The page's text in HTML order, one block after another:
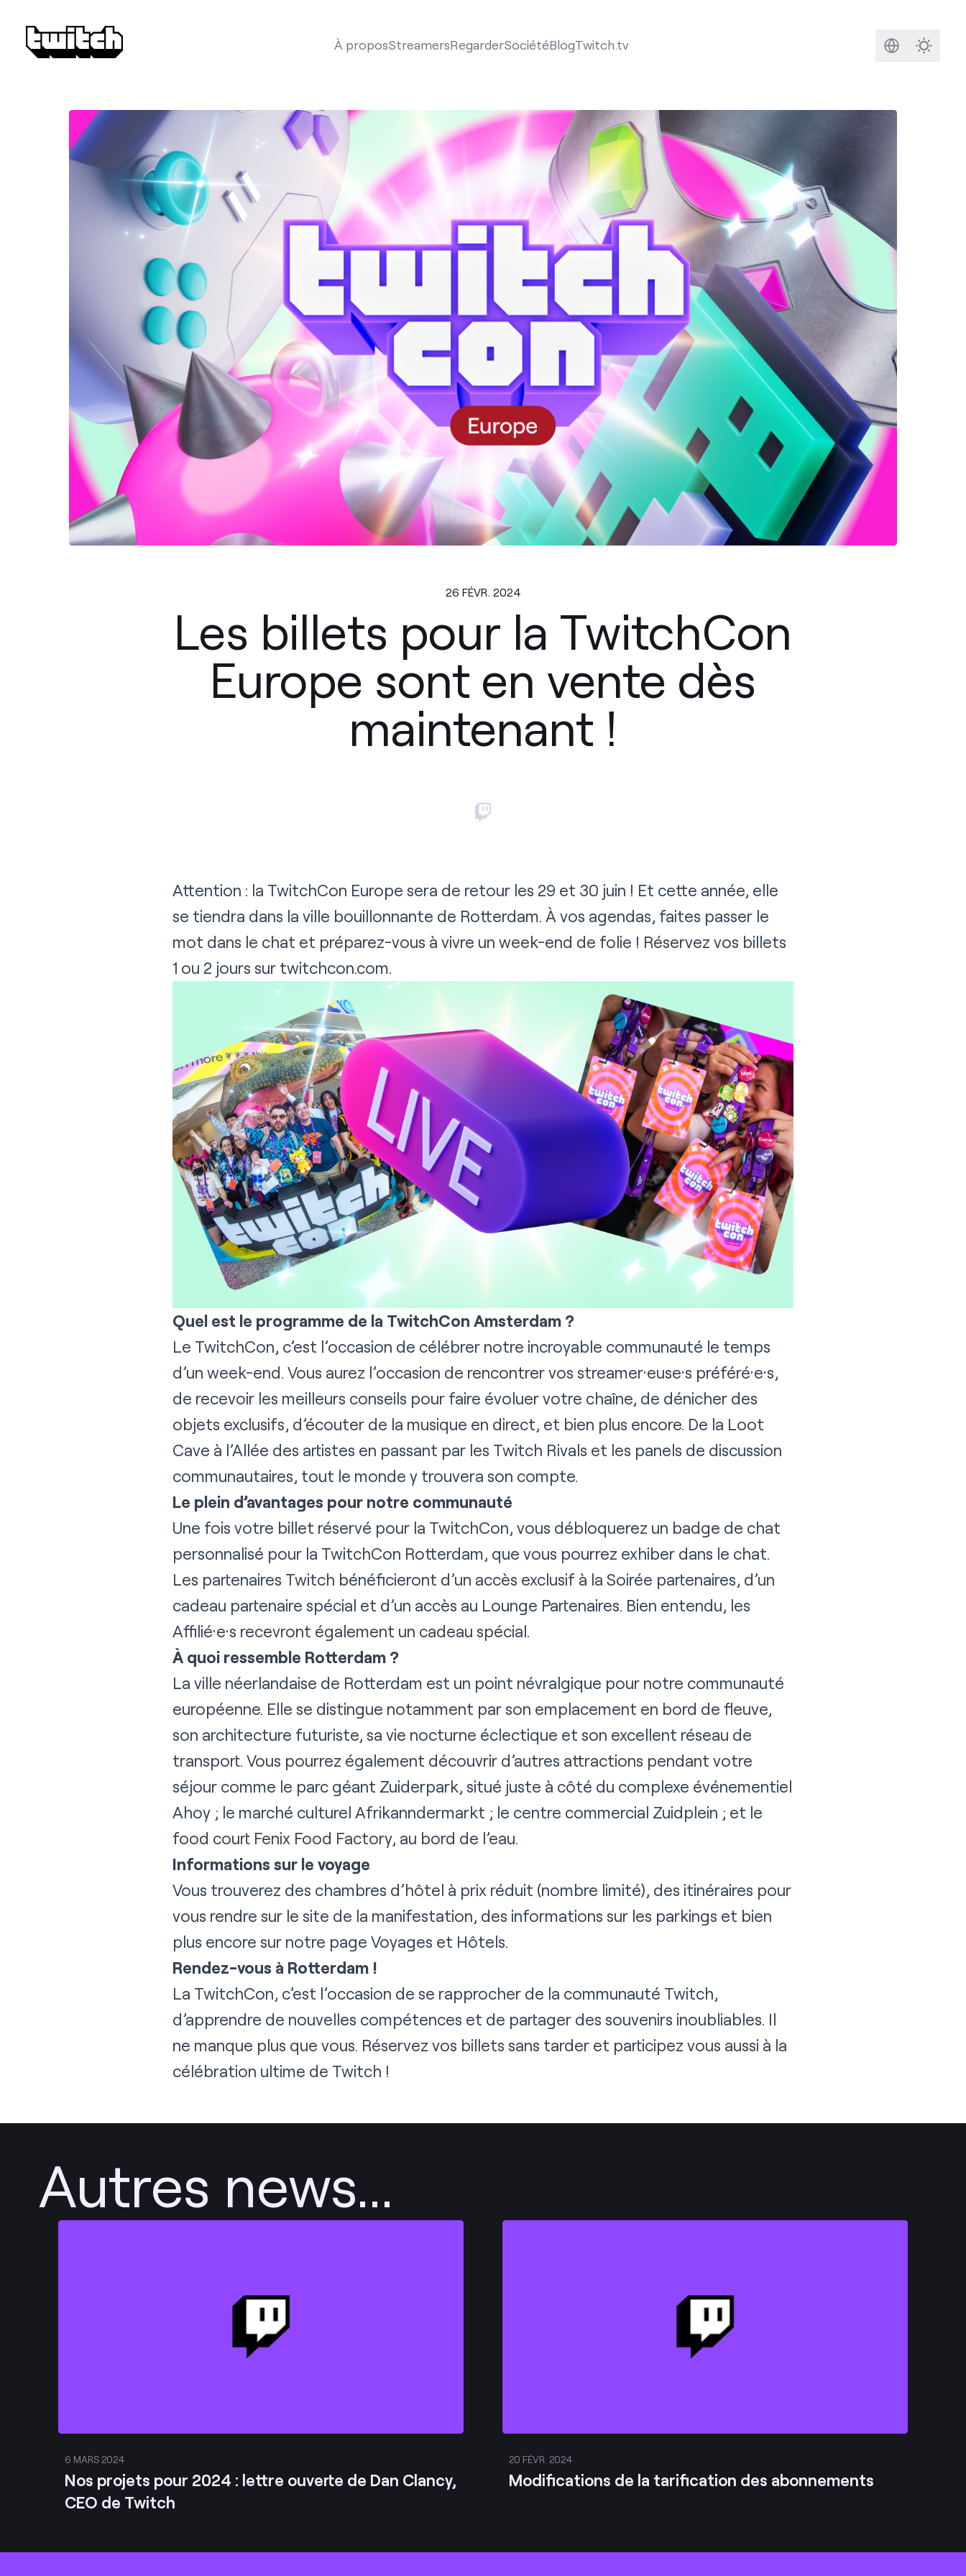
À proposStreamersRegarderSociétéBlogTwitch.tv Rechercher
26 FÉVR. 2024
Les billets pour la TwitchCon
Europe sont en vente dès
maintenant !
Attention : la TwitchCon Europe sera de retour les 29 et 30 juin ! Et cette année, elle
se tiendra dans la ville bouillonnante de Rotterdam. À vos agendas, faites passer le
mot dans le chat et préparez-vous à vivre un week-end de folie ! Réservez vos billets
1 ou 2 jours sur twitchcon.com.
Quel est le programme de la TwitchCon Amsterdam ?
Le TwitchCon, c’est l’occasion de célébrer notre incroyable communauté le temps
d’un week-end. Vous aurez l’occasion de rencontrer vos streamer·euse·s préféré·e·s,
de recevoir les meilleurs conseils pour faire évoluer votre chaîne, de dénicher des
objets exclusifs, d’écouter de la musique en direct, et bien plus encore. De la Loot
Cave à l’Allée des artistes en passant par les Twitch Rivals et les panels de discussion
communautaires, tout le monde y trouvera son compte.
Le plein d’avantages pour notre communauté
Une fois votre billet réservé pour la TwitchCon, vous débloquerez un badge de chat
personnalisé pour la TwitchCon Rotterdam, que vous pourrez exhiber dans le chat.
Les partenaires Twitch bénéficieront d’un accès exclusif à la Soirée partenaires, d’un
cadeau partenaire spécial et d’un accès au Lounge Partenaires. Bien entendu, les
Affilié·e·s recevront également un cadeau spécial.
À quoi ressemble Rotterdam ?
La ville néerlandaise de Rotterdam est un point névralgique pour notre communauté
européenne. Elle se distingue notamment par son emplacement en bord de fleuve,
son architecture futuriste, sa vie nocturne éclectique et son excellent réseau de
transport. Vous pourrez également découvrir d’autres attractions pendant votre
séjour comme le parc géant Zuiderpark, situé juste à côté du complexe événementiel
Ahoy ; le marché culturel Afrikanndermarkt ; le centre commercial Zuidplein ; et le
food court Fenix Food Factory, au bord de l’eau.
Informations sur le voyage
Vous trouverez des chambres d’hôtel à prix réduit (nombre limité), des itinéraires pour
vous rendre sur le site de la manifestation, des informations sur les parkings et bien
plus encore sur notre page Voyages et Hôtels.
Rendez-vous à Rotterdam !
La TwitchCon, c’est l’occasion de se rapprocher de la communauté Twitch,
d’apprendre de nouvelles compétences et de partager des souvenirs inoubliables. Il
ne manque plus que vous. Réservez vos billets sans tarder et participez vous aussi à la
célébration ultime de Twitch !
Autres news...
6 MARS 2024
Nos projets pour 2024 : lettre ouverte de Dan Clancy,
CEO de Twitch
20 FÉVR. 2024
Modifications de la tarification des abonnements